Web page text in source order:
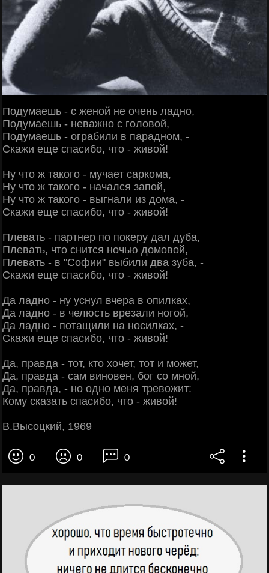
Подумаешь - с женой не очень ладно,
Подумаешь - неважно с головой,
Подумаешь - ограбили в парадном, -
Скажи еще спасибо, что - живой!
Ну что ж такого - мучает саркома,
Ну что ж такого - начался запой,
Ну что ж такого - выгнали из дома, -
Скажи еще спасибо, что - живой!
Плевать - партнер по покеру дал дуба,
Плевать, что снится ночью домовой,
Плевать - в "Софии" выбили два зуба, -
Скажи еще спасибо, что - живой!
Да ладно - ну уснул вчера в опилках,
Да ладно - в челюсть врезали ногой,
Да ладно - потащили на носилках, -
Скажи еще спасибо, что - живой!
Да, правда - тот, кто хочет, тот и может,
Да, правда - сам виновен, бог со мной,
Да, правда, - но одно меня тревожит:
Кому сказать спасибо, что - живой!
В.Высоцкий, 1969
0 0 0